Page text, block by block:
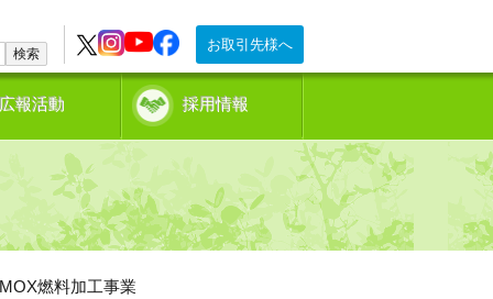
お取引先様へ
検索
報活動 採用情報
燃料加工事業